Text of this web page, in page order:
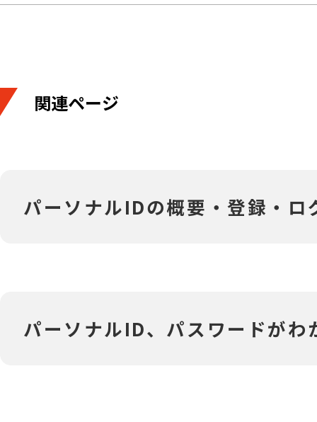
関連ページ
パーソナルIDの概要・登録・ロ
パーソナルID、パスワードが